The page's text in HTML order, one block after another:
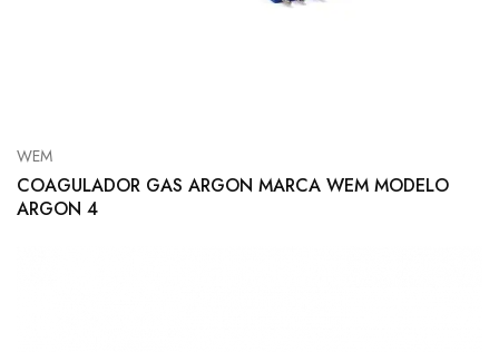
WEM
COAGULADOR GAS ARGON MARCA WEM MODELO
ARGON 4